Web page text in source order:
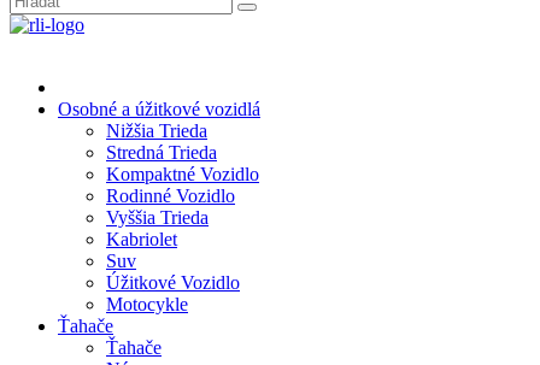
Osobné a úžitkové vozidlá
Nižšia Trieda
Stredná Trieda
Kompaktné Vozidlo
Rodinné Vozidlo
Vyššia Trieda
Kabriolet
Suv
Úžitkové Vozidlo
Motocykle
Ťahače
Ťahače